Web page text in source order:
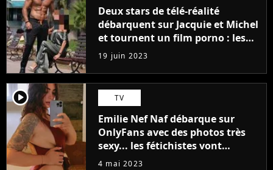
Deux stars de télé-réalité
débarquent sur Jacquie et Michel
et tournent un film porno : les
premières images du tournage
(exclu)
19 juin 2023
player2 TV
Emilie Nef Naf débarque sur
OnlyFans avec des photos très
sexy... les fétichistes vont
prendre leur pied !
4 mai 2023